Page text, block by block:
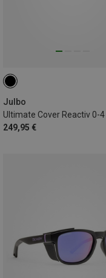
Julbo
249,95 €
L